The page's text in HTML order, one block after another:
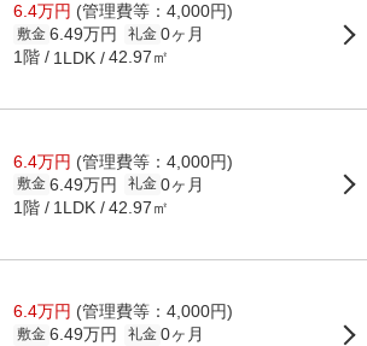
6.4万円 (管理費等：4,000円)
敷金 6.49万円 礼金 0ヶ月
1階 1LDK 42.97㎡
6.4万円 (管理費等：4,000円)
敷金 6.49万円 礼金 0ヶ月
1階 1LDK 42.97㎡
6.4万円 (管理費等：4,000円)
敷金 6.49万円 礼金 0ヶ月